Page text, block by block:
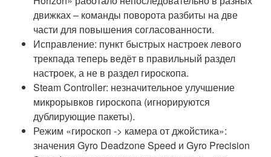
движках – команды поворота разбиты на две
части для повышения согласованности.
Исправление: пункт быстрых настроек левого
трекпада теперь ведёт в правильный раздел
настроек, а не в раздел гироскопа.
Steam Controller: незначительное улучшение
микрорывков гироскопа (игнорируются
дублирующие пакеты).
Режим «гироскоп -> камера от джойстика»:
значения Gyro Deadzone Speed и Gyro Precision